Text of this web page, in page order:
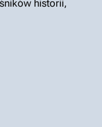
historii,